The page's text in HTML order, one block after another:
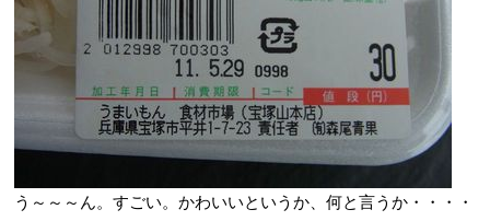
う～～～ん。すごい。かわいいというか、何と言うか・・・・